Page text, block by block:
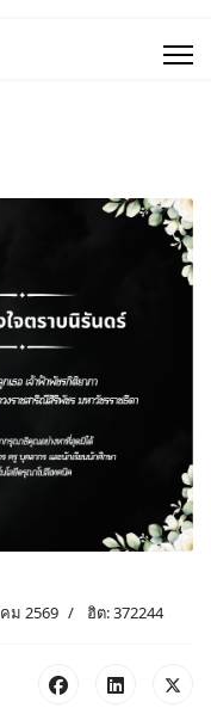
ม 2569 ฮิต: 372244